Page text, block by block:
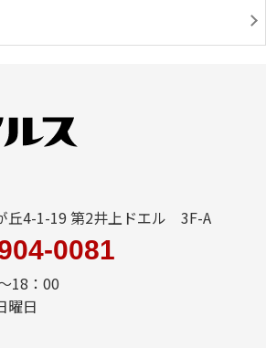
丘4-1-19 第2井上ドエル 3F-A
0081
18：00
曜日